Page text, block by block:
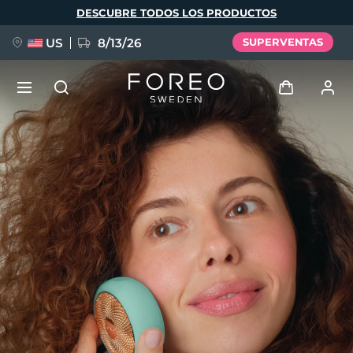
DESCUBRE TODOS LOS PRODUCTOS
US 8/13/26 SUPERVENTAS
Iniciar sesión
Perfil de usuario
Mis dispositivos
Mis pedidos
Mis direcciones
Mis suscripciones
NUEVO
FAQ™ Pure Beauty-Tech Elixir
BREAKING NEWS
issa™ Teeth Whitening Set
Idioma
English Deutsch
Español
Français
Italiano
Português
Polski
Svenska
Русский
Türkçe
简体中文 繁體中文